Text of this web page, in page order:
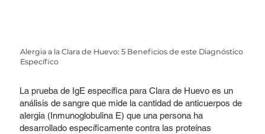
Alergia a la Clara de Huevo: 5 Beneficios de este Diagnóstico
Específico
La prueba de IgE específica para Clara de Huevo es un
análisis de sangre que mide la cantidad de anticuerpos de
alergia (Inmunoglobulina E) que una persona ha
desarrollado específicamente contra las proteínas